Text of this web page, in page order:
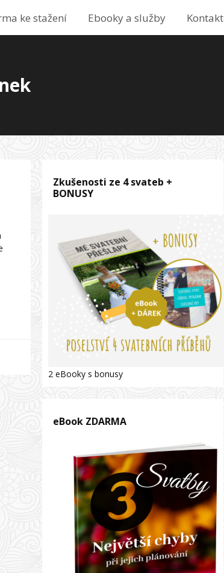
ke stažení Ebooky a služby Kontakt
Zkušenosti ze 4 svateb +
BONUSY
2 eBooky s bonusy
eBook ZDARMA